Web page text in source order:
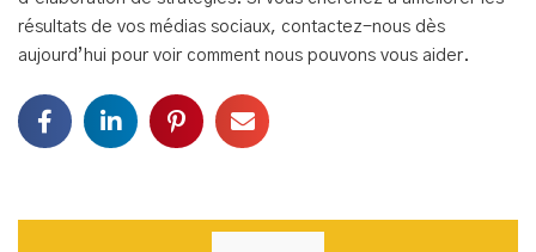
résultats de vos médias sociaux, contactez-nous dès
aujourd’hui pour voir comment nous pouvons vous aider.